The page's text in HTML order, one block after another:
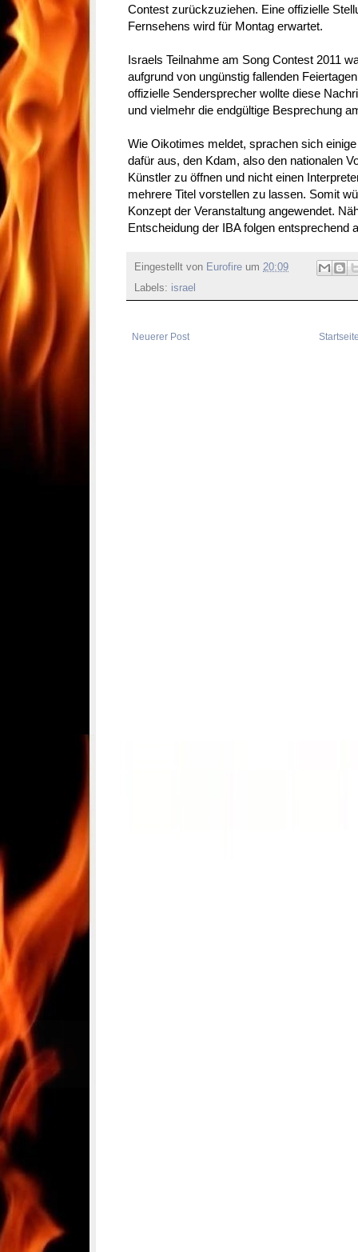
Contest zurückzuziehen. Eine offizielle
Fernsehens wird für Montag erwartet.
Israels Teilnahme am Song Contest 2011
aufgrund von ungünstig fallenden
offizielle Sendersprecher wollte diese
und vielmehr die endgültige Besprechung
Wie Oikotimes meldet, sprachen sich
dafür aus, den Kdam, also den nationalen
Künstler zu öffnen und nicht einen
mehrere Titel vorstellen zu lassen. Somit
Konzept der Veranstaltung angewendet.
Entscheidung der IBA folgen entsprechend
Eingestellt von Eurofire um 20:09
Labels: israel
Neuerer Post